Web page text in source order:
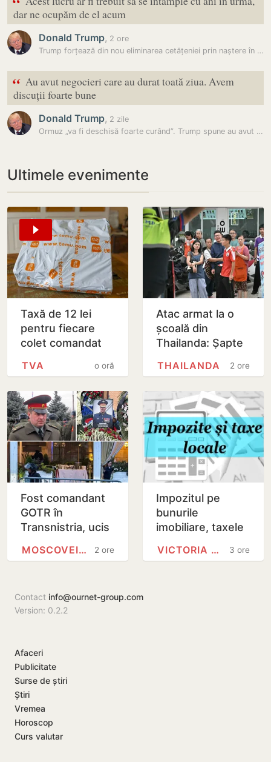
dar ne ocupăm de el acum
Donald Trump, 2 ore
Trump forțează din nou eliminarea cetățeniei prin naștere în SUA: A…
“ Au avut negocieri care au durat toată ziua. Avem
discuții foarte bune
Donald Trump, 2 zile
Ormuz „va fi deschisă foarte curând”. Trump spune au avut loc…
Ultimele evenimente
Taxă de 12 lei
pentru fiecare
colet comandat
internaționale
o oră
TVA
Atac armat la o
școală din
Thailanda: Șapte
după ce un elev
deschis…
2 ore
THAILANDA
Fost comandant
GOTR în
Transnistria, ucis
restaurant la
2 ore
MOSCOVEI, CAHUL
Impozitul pe
bunurile
imobiliare, taxele
rutiere.
3 ore
VICTORIA BELOUS
Contact info@ournet-group.com
Version: 0.2.2
Afaceri
Publicitate
Surse de știri
Știri
Vremea
Horoscop
Curs valutar